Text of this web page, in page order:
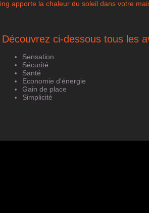
apporte la chaleur du soleil dans votre
Découvrez ci-dessous tous les
Sensation
Sécurité
Santé
Economie d'énergie
Gain de place
Simplicité